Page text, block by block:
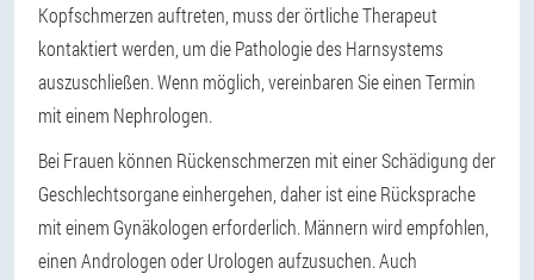
Kopfschmerzen auftreten, muss der örtliche Therapeut
kontaktiert werden, um die Pathologie des Harnsystems
auszuschließen. Wenn möglich, vereinbaren Sie einen Termin
mit einem Nephrologen.
Bei Frauen können Rückenschmerzen mit einer Schädigung der
Geschlechtsorgane einhergehen, daher ist eine Rücksprache
mit einem Gynäkologen erforderlich. Männern wird empfohlen,
einen Andrologen oder Urologen aufzusuchen. Auch